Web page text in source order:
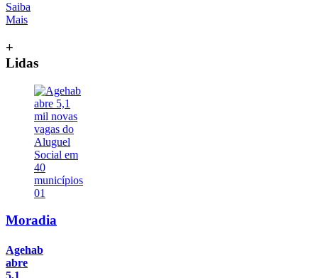
Saiba
Mais
+
Lidas
01
Moradia
Agehab
abre
5,1